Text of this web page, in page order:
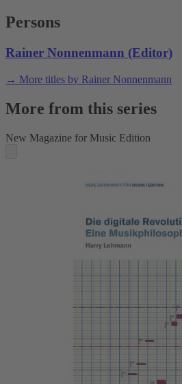
Persons
Rainer Nonnenmann (Editor)
→ More titles by Rainer Nonnenmann
More from this series
New Magazine for Music Edition